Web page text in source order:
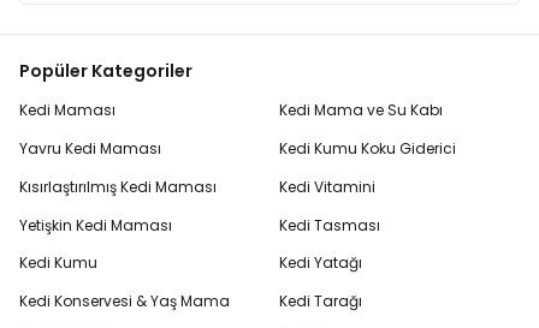
Popüler Kategoriler
Kedi Maması
Yavru Kedi Maması
Kısırlaştırılmış Kedi Maması
Yetişkin Kedi Maması
Kedi Kumu
Kedi Konservesi & Yaş Mama
Kedi Mama ve Su Kabı
Kedi Kumu Koku Giderici
Kedi Vitamini
Kedi Tasması
Kedi Yatağı
Kedi Tarağı